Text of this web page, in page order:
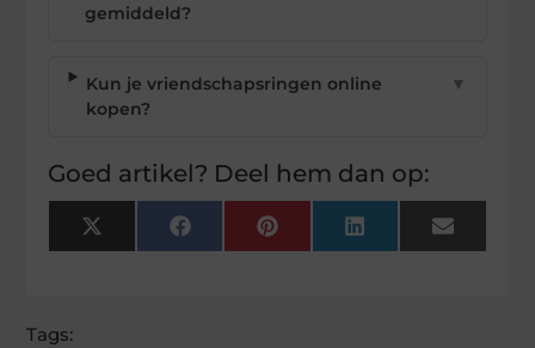
gemiddeld?
Kun je vriendschapsringen online
kopen?
▼
Goed artikel? Deel hem dan op:
X
(Twitter)
FacebookPinterest LinkedIn Email
Tags: